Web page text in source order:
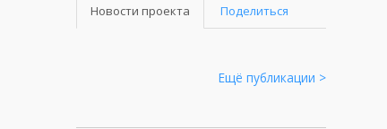
Новости проекта Поделиться
Ещё публикации >